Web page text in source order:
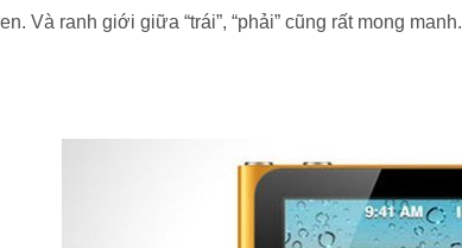
Và ranh giới giữa “trái”, “phải” cũng rất mong manh.